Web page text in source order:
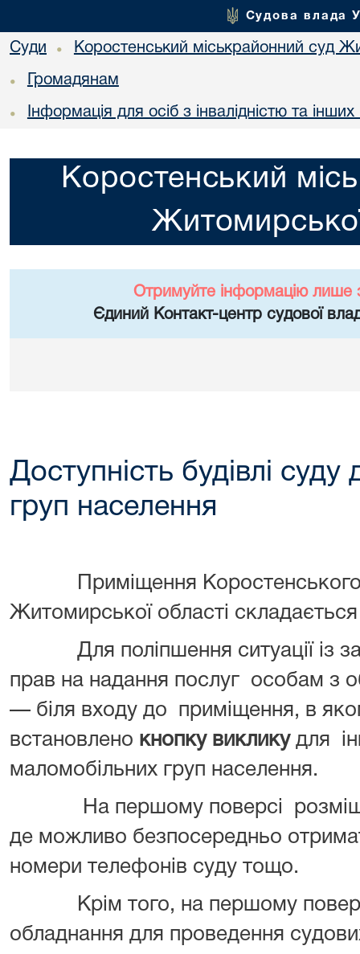
Судова влада
Суди • Коростенський міськрайонний суд
• Громадянам
• Інформація для осіб з інвалідністю та
Коростенський
Отримуйте інформацію лише
Єдиний Контакт-центр судової
Доступність будівлі
груп населення
Приміщення Коростенського
Житомирської області
Для поліпшення ситуації із
прав на надання послуг особам з
— біля входу до приміщення, в
встановлено кнопку виклику для
маломобільних груп населення.
На першому поверсі
де можливо безпосередньо
номери телефонів суду тощо.
Крім того, на першому поверсі
обладнання для проведення